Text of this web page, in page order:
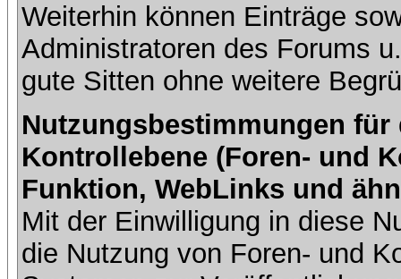
Weiterhin können Einträge
Administratoren des Forums
gute Sitten ohne weitere
Nutzungsbestimmungen
Kontrollebene (Foren- und
Funktion, WebLinks und
Mit der Einwilligung in diese
die Nutzung von Foren- und